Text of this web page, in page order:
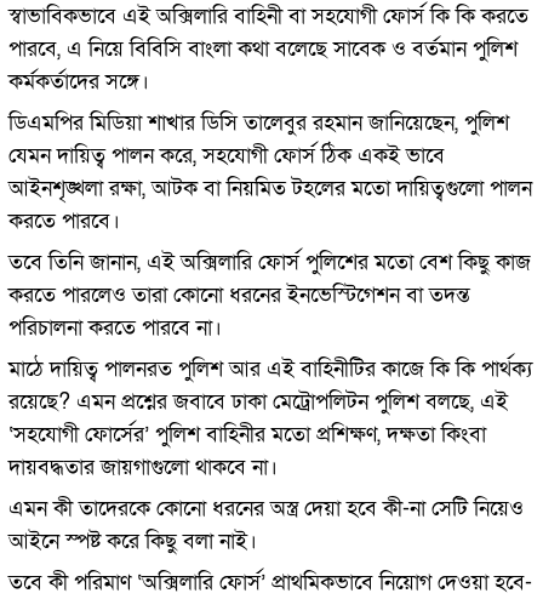
স্বাভাবিকভাবে এই অক্সিলারি বাহিনী বা সহযোগী ফোর্স কি কি করতে
পারবে, এ নিয়ে বিবিসি বাংলা কথা বলেছে সাবেক ও বর্তমান পুলিশ
কর্মকর্তাদের সঙ্গে।
ডিএমপির মিডিয়া শাখার ডিসি তালেবুর রহমান জানিয়েছেন, পুলিশ
যেমন দায়িত্ব পালন করে, সহযোগী ফোর্স ঠিক একই ভাবে
আইনশৃঙ্খলা রক্ষা, আটক বা নিয়মিত টহলের মতো দায়িত্বগুলো পালন
করতে পারবে।
তবে তিনি জানান, এই অক্সিলারি ফোর্স পুলিশের মতো বেশ কিছু কাজ
করতে পারলেও তারা কোনো ধরনের ইনভেস্টিগেশন বা তদন্ত
পরিচালনা করতে পারবে না।
মাঠে দায়িত্ব পালনরত পুলিশ আর এই বাহিনীটির কাজে কি কি পার্থক্য
রয়েছে? এমন প্রশ্নের জবাবে ঢাকা মেট্রোপলিটন পুলিশ বলছে, এই
‘সহযোগী ফোর্সের’ পুলিশ বাহিনীর মতো প্রশিক্ষণ, দক্ষতা কিংবা
দায়বদ্ধতার জায়গাগুলো থাকবে না।
এমন কী তাদেরকে কোনো ধরনের অস্ত্র দেয়া হবে কী-না সেটি নিয়েও
আইনে স্পষ্ট করে কিছু বলা নাই।
তবে কী পরিমাণ ‘অক্সিলারি ফোর্স’ প্রাথমিকভাবে নিয়োগ দেওয়া হবে-